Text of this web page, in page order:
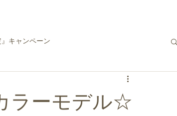
』キャンペーン
ラーモデル☆